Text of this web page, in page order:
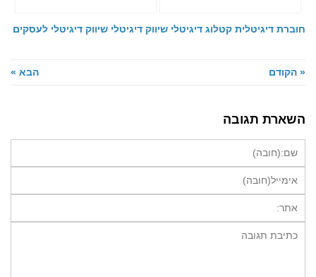
חוברת דיגיטלית קטלוג דיגיטלי שיווק דיגיטלי שיווק דיגיטלי לעסקים
« הקודם הבא »
השארת תגובה